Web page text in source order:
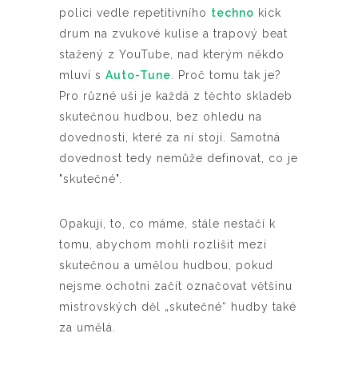
polici vedle repetitivního techno kick
drum na zvukové kulise a trapový beat
stažený z YouTube, nad kterým někdo
mluví s Auto-Tune . Proč tomu tak je?
Pro různé uši je každá z těchto skladeb
skutečnou hudbou, bez ohledu na
dovednosti, které za ní stojí. Samotná
dovednost tedy nemůže definovat, co je
"skutečné".
Opakuji, to, co máme, stále nestačí k
tomu, abychom mohli rozlišit mezi
skutečnou a umělou hudbou, pokud
nejsme ochotni začít označovat většinu
mistrovských děl „skutečné“ hudby také
za umělá.